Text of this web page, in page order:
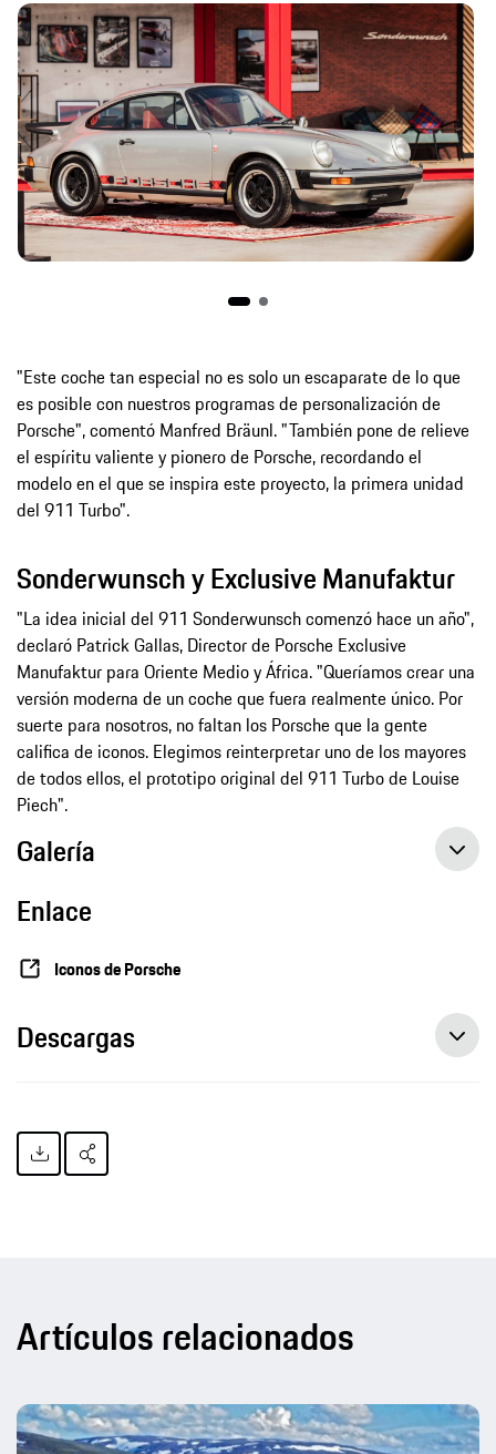
"Este coche tan especial no es solo un escaparate de lo que
es posible con nuestros programas de personalización de
Porsche", comentó Manfred Bräunl. "También pone de relieve
el espíritu valiente y pionero de Porsche, recordando el
modelo en el que se inspira este proyecto, la primera unidad
del 911 Turbo".
Sonderwunsch y Exclusive Manufaktur
"La idea inicial del 911 Sonderwunsch comenzó hace un año",
declaró Patrick Gallas, Director de Porsche Exclusive
Manufaktur para Oriente Medio y África. "Queríamos crear una
versión moderna de un coche que fuera realmente único. Por
suerte para nosotros, no faltan los Porsche que la gente
califica de iconos. Elegimos reinterpretar uno de los mayores
de todos ellos, el prototipo original del 911 Turbo de Louise
Piech".
Galería
Enlace
Iconos de Porsche
Descargas
Artículos relacionados